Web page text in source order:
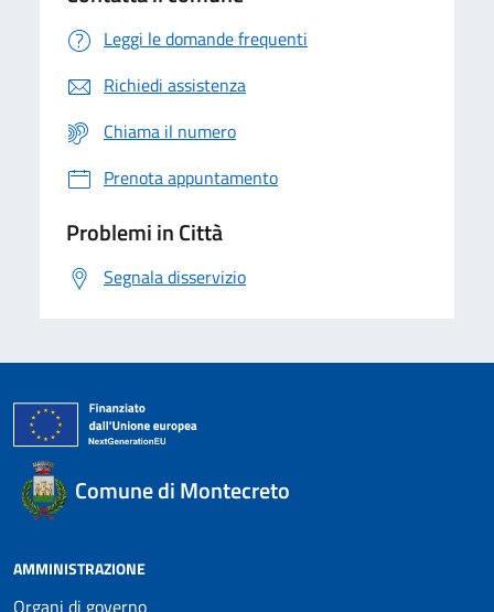
Leggi le domande frequenti
Richiedi assistenza
Chiama il numero
Prenota appuntamento
Problemi in Città
Segnala disservizio
Comune di Montecreto
AMMINISTRAZIONE